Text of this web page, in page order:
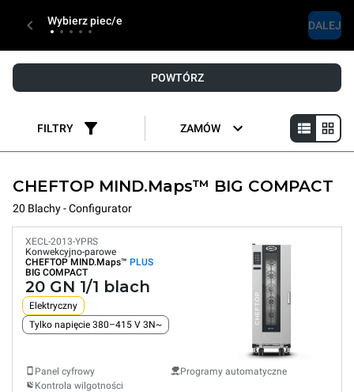
Wybierz piec/e DALEJ
POWTÓRZ
FILTRY ZAMÓW
CHEFTOP MIND.Maps™ BIG COMPACT
20 Blachy - Configurator
XECL-2013-YPRS
Konwekcyjno-parowe
CHEFTOP MIND.Maps™ PLUS
BIG COMPACT
20 GN 1/1 blach
Elektryczny
Tylko napięcie 380–415 V 3N~
Panel cyfrowy
Kontrola wilgotności
Programy automatyczne